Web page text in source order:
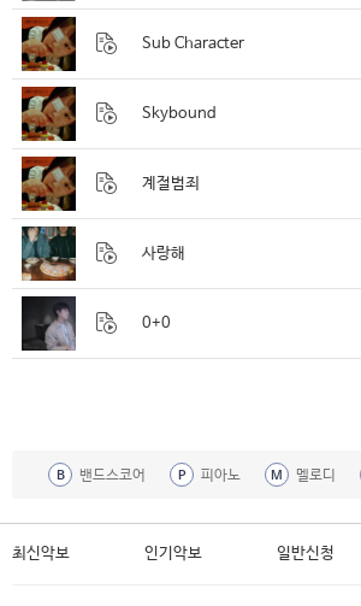
Sub Character
Skybound
계절범죄
사랑해
0+0
B 밴드스코어 P 피아노 M 멜로디
최신악보 인기악보 일반신청